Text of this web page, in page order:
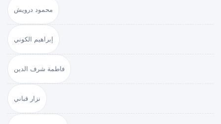
محمود درويش
إبراهيم الكوني
فاطمة شرف الدين
نزار قباني